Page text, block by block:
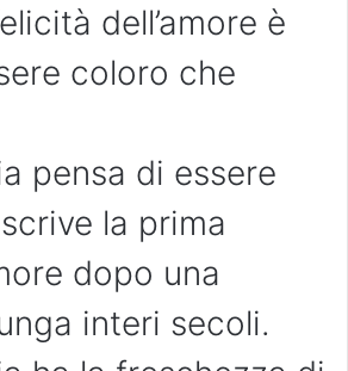
dell’amore è
coloro che
pensa di essere
la prima
dopo una
interi secoli.